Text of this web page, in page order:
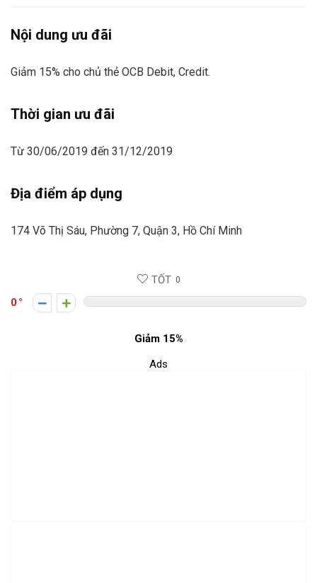
Nội dung ưu đãi
Giảm 15% cho chủ thẻ OCB Debit, Credit.
Thời gian ưu đãi
Từ 30/06/2019 đến 31/12/2019
Địa điểm áp dụng
174 Võ Thị Sáu, Phường 7, Quận 3, Hồ Chí Minh
TỐT 0
0
Giảm 15%
Ads